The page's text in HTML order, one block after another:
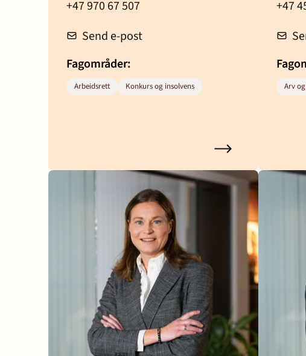
+47 970 67 507
Send e-post
Fagområder:
Arbeidsrett Konkurs og insolvens
+47
Arv